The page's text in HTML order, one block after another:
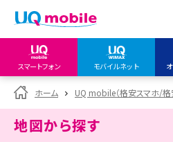
スマートフォン モバイルネット
my UQ WiMAX
UQ WiMAX ご契約の方
My UQ mobile
UQ mobile
オンラインショップ
UQ WiMAX
UQ mobile
販売店舗
UQ WiMAX
ホーム UQ mobile（格安スマホ/格
地図から探す